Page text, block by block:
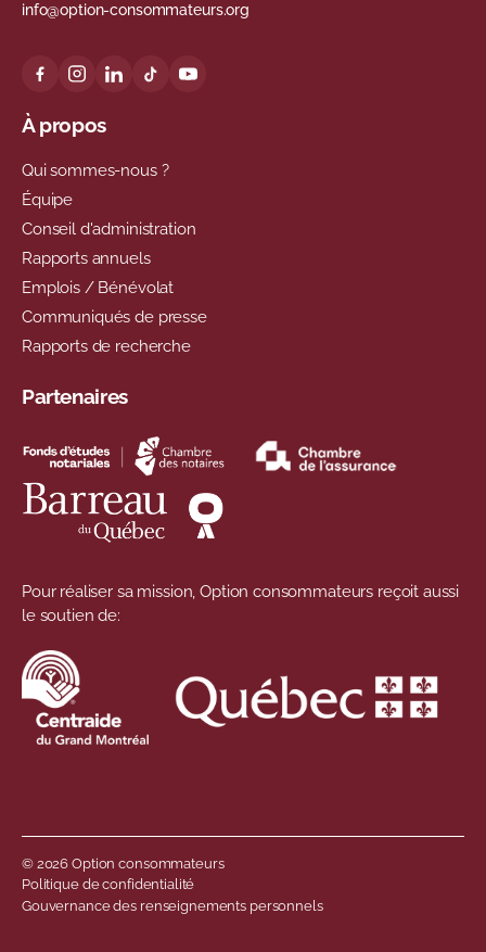
info@option-consommateurs.org
À propos
Qui sommes-nous ?
Équipe
Conseil d'administration
Rapports annuels
Emplois / Bénévolat
Communiqués de presse
Rapports de recherche
Partenaires
Pour réaliser sa mission, Option consommateurs reçoit aussi
le soutien de:
© 2026 Option consommateurs
Menu de pied de
Politique de confidentialité
Gouvernance des renseignements personnels